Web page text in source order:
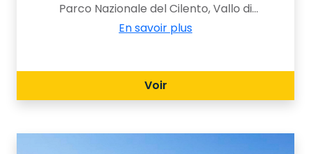
Parco Nazionale del Cilento, Vallo di
Diano e Alburni, in provincia di Salerno.
autentica e per la bellezza naturale
che lo circonda: dalle colline
En savoir plus
Voir